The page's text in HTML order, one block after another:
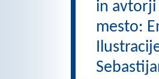
in avtorji
mesto: